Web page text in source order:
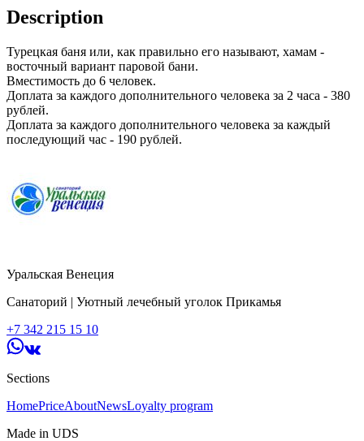
Description
Турецкая баня или, как правильно его называют, хамам -
восточный вариант паровой бани.
Вместимость до 6 человек.
Доплата за каждого дополнительного человека за 2 часа - 380
рублей.
Доплата за каждого дополнительного человека за каждый
последующий час - 190 рублей.
Уральская Венеция
Санаторий | Уютный лечебный уголок Прикамья
+7 342 215 15 10
Sections
HomePriceAboutNewsLoyalty program
Made in UDS